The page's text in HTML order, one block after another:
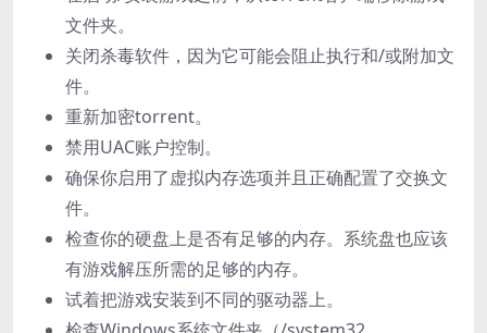
文件夹。
关闭杀毒软件，因为它可能会阻止执行和/或附加文
件。
重新加密torrent。
禁用UAC账户控制。
确保你启用了虚拟内存选项并且正确配置了交换文
件。
检查你的硬盘上是否有足够的内存。系统盘也应该
有游戏解压所需的足够的内存。
试着把游戏安装到不同的驱动器上。